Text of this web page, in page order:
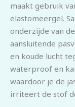
maakt gebruik
elastomeergel.
onderzijde van
aansluitende
en koude lucht
waterproof en
waardoor je de
irriteert de stof